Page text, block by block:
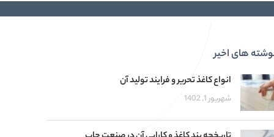
های اخیر
انواع کاغذ تحریر و فرایند تولید آن
شهریور 1, 1402